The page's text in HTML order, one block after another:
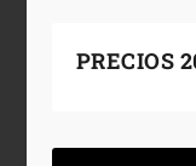
PRECIOS